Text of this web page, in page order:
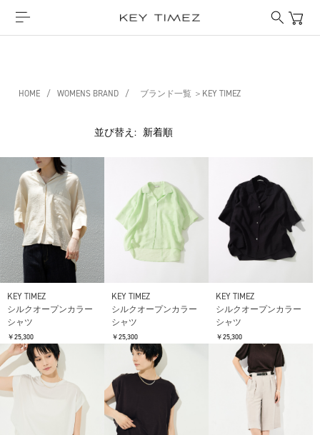
HOME / WOMENS BRAND / ブランド一覧 ＞KEY TIMEZ
並び替え:
KEY TIMEZ
シルクオープンカラー
シャツ
￥25,300
KEY TIMEZ
シルクオープンカラー
シャツ
￥25,300
KEY TIMEZ
シルクオープンカラー
シャツ
￥25,300